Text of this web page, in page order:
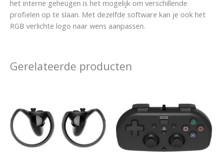
het interne geheugen is het mogelijk om verschillende
profielen op te slaan. Met dezelfde software kan je ook het
RGB verlichte logo naar wens aanpassen.
Gerelateerde producten